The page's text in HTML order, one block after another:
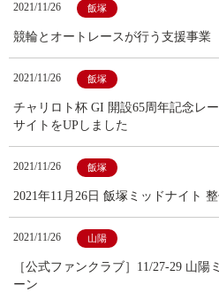
2021/11/26 飯塚
競輪とオートレースが行う支援事業
2021/11/26 飯塚
チャリロト杯 GI 開設65周年記念レ
サイトをUPしました
2021/11/26 飯塚
2021年11月26日 飯塚ミッドナイト
2021/11/26 山陽
［公式ファンクラブ］11/27-29 山
ーン